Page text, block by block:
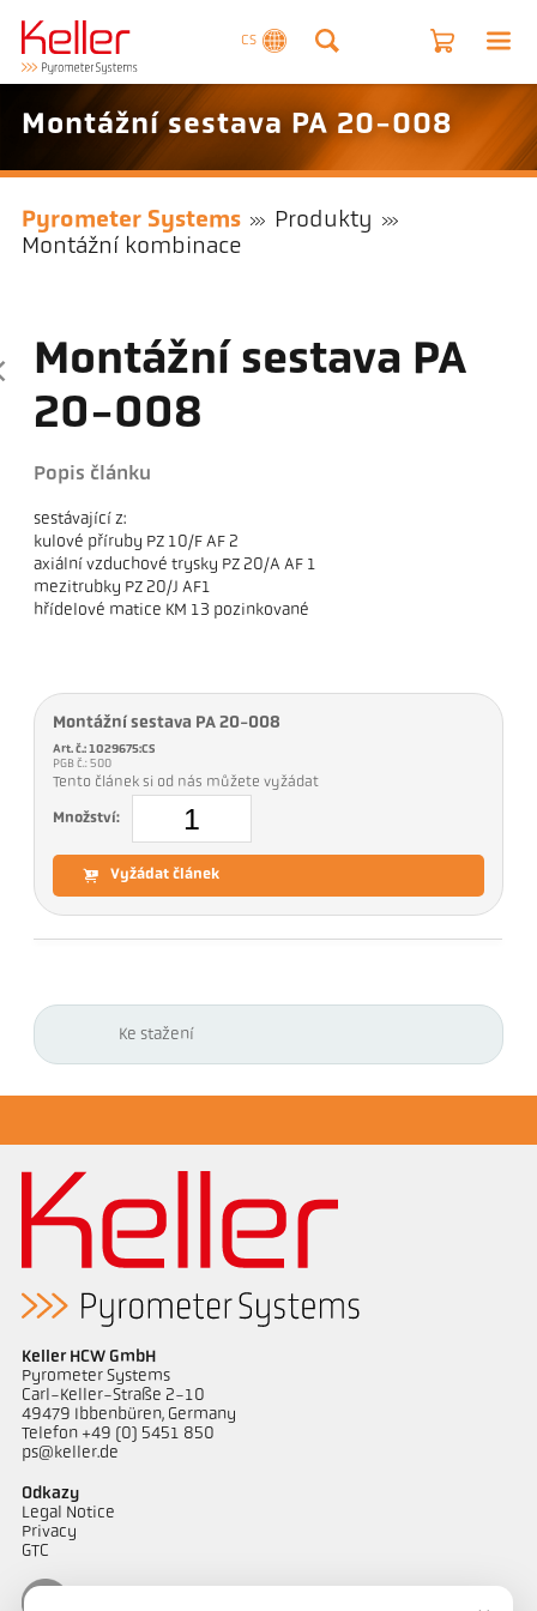
CS
Montážní sestava PA 20-008
Pyrometer Systems
Produkty
Montážní kombinace
Montážní sestava PA
20-008
Popis článku
sestávající z:
kulové příruby PZ 10/F AF 2
axiální vzduchové trysky PZ 20/A AF 1
mezitrubky PZ 20/J AF1
hřídelové matice KM 13 pozinkované
Montážní sestava PA 20-008
Art. č.: 1029675:CS
PGB č.: 500
Tento článek si od nás můžete vyžádat
Množství:
Vyžádat článek
Ke stažení
Keller HCW GmbH
Pyrometer Systems
Carl-Keller-Straße 2-10
49479 Ibbenbüren, Germany
Telefon +49 (0) 5451 850
ps@keller.de
Odkazy
Legal Notice
Privacy
GTC